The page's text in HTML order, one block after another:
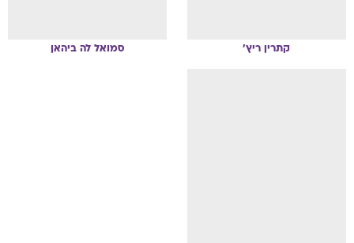
קתרין ריץ' סמואל לה ביהאן